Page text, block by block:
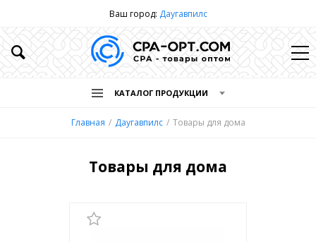
Ваш город: Даугавпилс
КАТАЛОГ ПРОДУКЦИИ
Главная Даугавпилс Товары для дома
Товары для дома